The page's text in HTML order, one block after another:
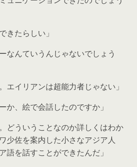
きたらしい」
なんていうんじゃないでしょう
エイリアンは超能力者じゃない」
か、絵で会話したのですか」
どういうことなのか詳しくはわか
少佐を案内した小さなアジア人
語を話すことができたんだ」